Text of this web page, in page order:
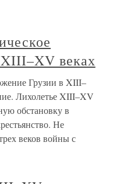
веках
Грузии в XIII–
Лихолетье XIII–XV
обстановку в
Не
веков войны с